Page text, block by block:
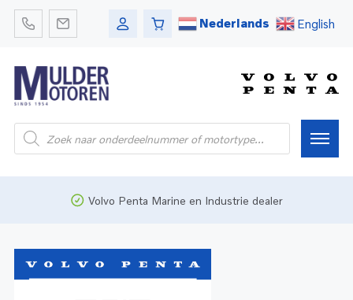
Nederlands English
Volvo Penta Marine en Industrie dealer